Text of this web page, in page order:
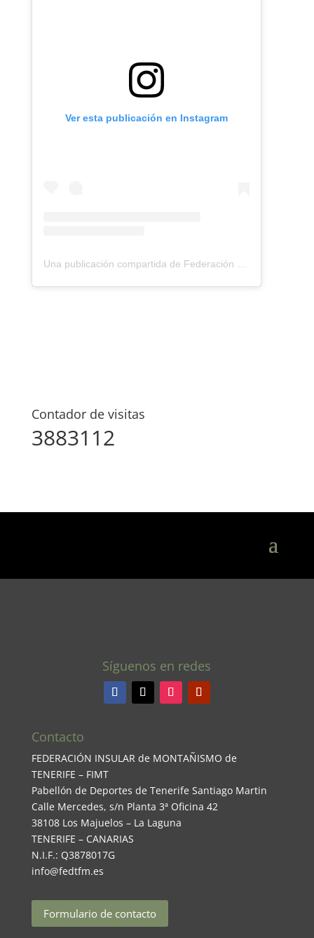
Ver esta publicación en Instagram
Una publicación compartida de Federación Montañismo Tenerife (@federacion_montanismo_tenerife)
Contador de visitas
3883112
Síguenos en redes
Contacto
FEDERACIÓN INSULAR de MONTAÑISMO de
TENERIFE – FIMT
Pabellón de Deportes de Tenerife Santiago Martin
Calle Mercedes, s/n Planta 3ª Oficina 42
38108 Los Majuelos – La Laguna
TENERIFE – CANARIAS
N.I.F.: Q3878017G
info@fedtfm.es
Formulario de contacto